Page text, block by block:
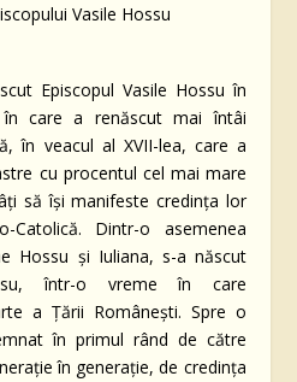
Episcopul Vasile Hossu în
în care a renăscut mai întâi
în veacul al XVII-lea, care a
cu procentul cel mai mare
să îşi manifeste credinţa lor
Catolică. Dintr-o asemenea
Hossu şi Iuliana, s-a născut
într-o vreme în care
a Ţării Româneşti. Spre o
în primul rând de către
în generaţie, de credinţa